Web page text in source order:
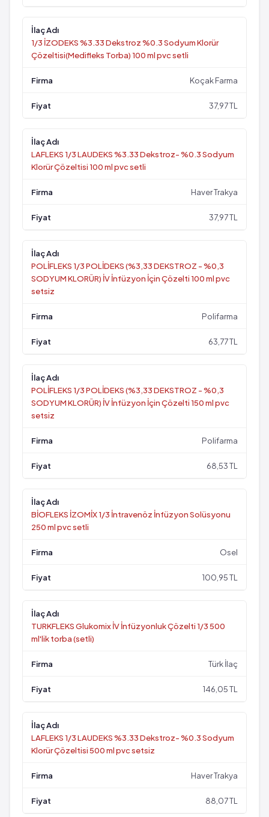
1/3 İZODEKS %3.33 Dekstroz %0.3 Sodyum Klorür
Çözeltisi(Medifleks Torba) 100 ml pvc setli
Koçak Farma
37,97 TL
LAFLEKS 1/3 LAUDEKS %3.33 Dekstroz- %0.3 Sodyum
Klorür Çözeltisi 100 ml pvc setli
Haver Trakya
37,97 TL
POLİFLEKS 1/3 POLİDEKS (%3,33 DEKSTROZ - %0,3
SODYUM KLORÜR) İV İnfüzyon İçin Çözelti 100 ml pvc
setsiz
Polifarma
63,77 TL
POLİFLEKS 1/3 POLİDEKS (%3,33 DEKSTROZ - %0,3
SODYUM KLORÜR) İV İnfüzyon İçin Çözelti 150 ml pvc
setsiz
Polifarma
68,53 TL
BİOFLEKS İZOMİX 1/3 İntravenöz İnfüzyon Solüsyonu
250 ml pvc setli
Osel
100,95 TL
TURKFLEKS Glukomix İV İnfüzyonluk Çözelti 1/3 500
ml'lik torba (setli)
Türk İlaç
146,05 TL
LAFLEKS 1/3 LAUDEKS %3.33 Dekstroz- %0.3 Sodyum
Klorür Çözeltisi 500 ml pvc setsiz
Haver Trakya
88,07 TL